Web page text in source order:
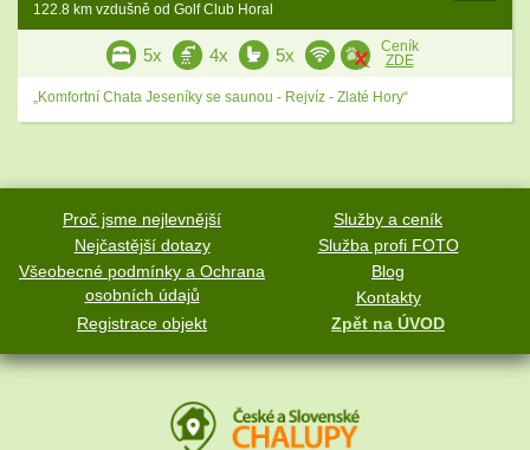
122.8 km vzdušně od Golf Club Horal
5x 4x 5x
Ceník
ZDE
„Komfortní Chata Jeseníky se saunou - Rejvíz - Zlaté Hory“
Proč jsme nejlevnější
Služby a ceník
Nejčastější dotazy
Služba profi FOTO
Všeobecné podmínky a Ochrana
osobních údajů
Blog
Kontakty
Registrace objekt
Zpět na ÚVOD